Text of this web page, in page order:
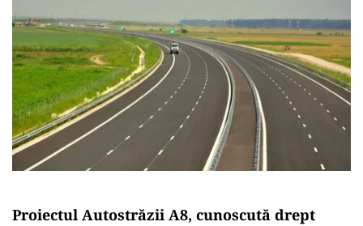
Proiectul Autostrăzii A8, cunoscută drept